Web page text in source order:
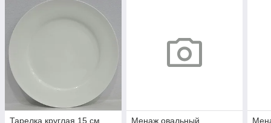
Тарелка круглая 15 см Менаж овальный